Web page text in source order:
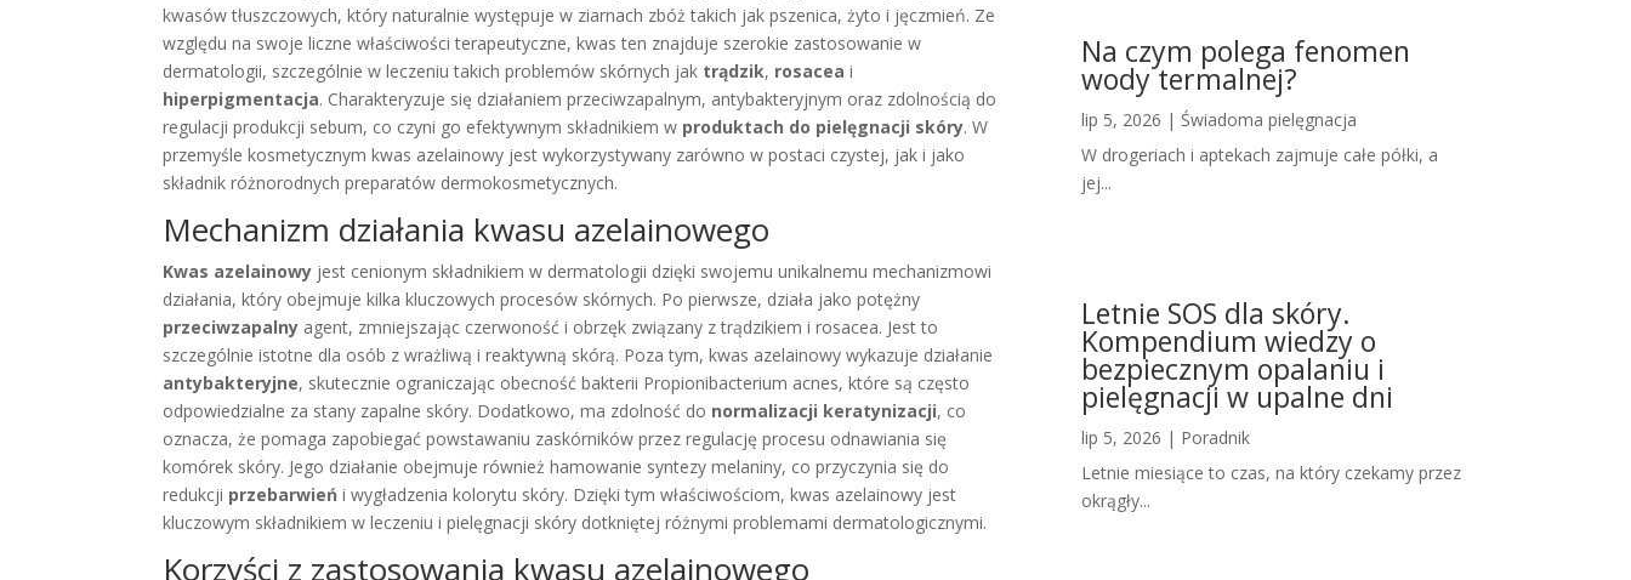
kwasów tłuszczowych, który naturalnie występuje w ziarnach zbóż takich jak pszenica, żyto i jęczmień. Ze
względu na swoje liczne właściwości terapeutyczne, kwas ten znajduje szerokie zastosowanie w
dermatologii, szczególnie w leczeniu takich problemów skórnych jak trądzik, rosacea i
hiperpigmentacja. Charakteryzuje się działaniem przeciwzapalnym, antybakteryjnym oraz zdolnością do
regulacji produkcji sebum, co czyni go efektywnym składnikiem w produktach do pielęgnacji skóry. W
przemyśle kosmetycznym kwas azelainowy jest wykorzystywany zarówno w postaci czystej, jak i jako
składnik różnorodnych preparatów dermokosmetycznych.
Mechanizm działania kwasu azelainowego
Kwas azelainowy jest cenionym składnikiem w dermatologii dzięki swojemu unikalnemu mechanizmowi
działania, który obejmuje kilka kluczowych procesów skórnych. Po pierwsze, działa jako potężny
przeciwzapalny agent, zmniejszając czerwoność i obrzęk związany z trądzikiem i rosacea. Jest to
szczególnie istotne dla osób z wrażliwą i reaktywną skórą. Poza tym, kwas azelainowy wykazuje działanie
antybakteryjne, skutecznie ograniczając obecność bakterii Propionibacterium acnes, które są często
odpowiedzialne za stany zapalne skóry. Dodatkowo, ma zdolność do normalizacji keratynizacji, co
oznacza, że pomaga zapobiegać powstawaniu zaskórników przez regulację procesu odnawiania się
komórek skóry. Jego działanie obejmuje również hamowanie syntezy melaniny, co przyczynia się do
redukcji przebarwień i wygładzenia kolorytu skóry. Dzięki tym właściwościom, kwas azelainowy jest
kluczowym składnikiem w leczeniu i pielęgnacji skóry dotkniętej różnymi problemami dermatologicznymi.
Korzyści z zastosowania kwasu azelainowego
Na czym polega fenomen
wody termalnej?
lip 5, 2026 | Świadoma pielęgnacja
W drogeriach i aptekach zajmuje całe półki, a
jej...
Letnie SOS dla skóry.
Kompendium wiedzy o
bezpiecznym opalaniu i
pielęgnacji w upalne dni
lip 5, 2026 | Poradnik
Letnie miesiące to czas, na który czekamy przez
okrągły...